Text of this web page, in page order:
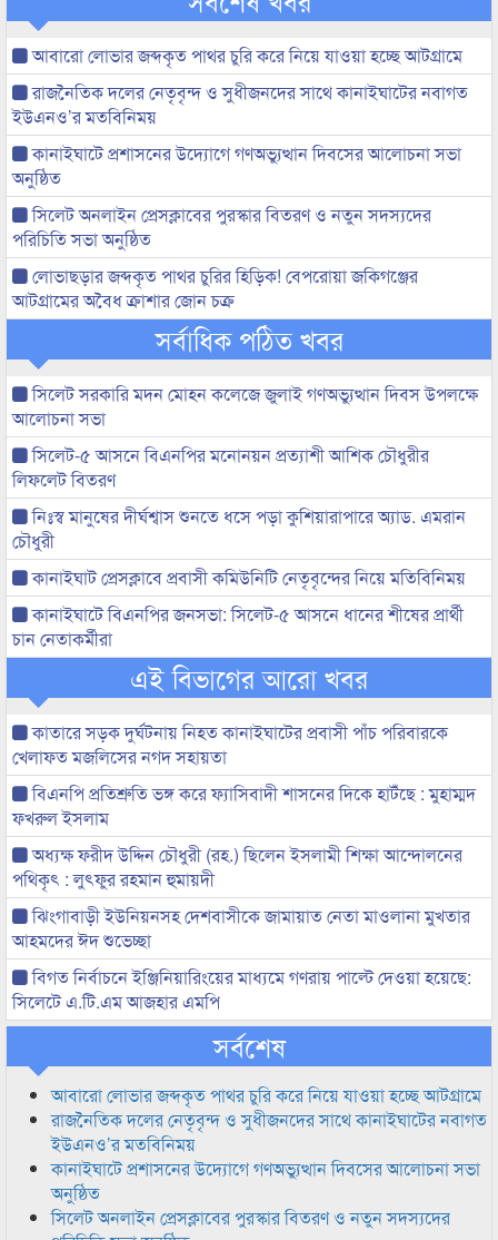
আবারো লোভার জব্দকৃত পাথর চুরি করে নিয়ে যাওয়া হচ্ছে আটগ্রামে
রাজনৈতিক দলের নেতৃবৃন্দ ও সুধীজনদের সাথে কানাইঘাটের নবাগত
ইউএনও’র মতবিনিময়
কানাইঘাটে প্রশাসনের উদ্যোগে গণঅভ্যুত্থান দিবসের আলোচনা সভা
অনুষ্ঠিত
সিলেট অনলাইন প্রেসক্লাবের পুরস্কার বিতরণ ও নতুন সদস্যদের
পরিচিতি সভা অনুষ্ঠিত
লোভাছড়ার জব্দকৃত পাথর চুরির হিড়িক! বেপরোয়া জকিগঞ্জের
আটগ্রামের অবৈধ ক্রাশার জোন চক্র
সর্বাধিক পঠিত খবর
সিলেট সরকারি মদন মোহন কলেজে জুলাই গণঅভ্যুত্থান দিবস উপলক্ষে
আলোচনা সভা
সিলেট-৫ আসনে বিএনপির মনোনয়ন প্রত্যাশী আশিক চৌধুরীর
লিফলেট বিতরণ
নিঃস্ব মানুষের দীর্ঘশ্বাস শুনতে ধসে পড়া কুশিয়ারাপারে অ্যাড. এমরান
চৌধুরী
কানাইঘাট প্রেসক্লাবে প্রবাসী কমিউনিটি নেতৃবৃন্দের নিয়ে মতিবিনিময়
কানাইঘাটে বিএনপির জনসভা: সিলেট-৫ আসনে ধানের শীষের প্রার্থী
চান নেতাকর্মীরা
এই বিভাগের আরো খবর
কাতারে সড়ক দুর্ঘটনায় নিহত কানাইঘাটের প্রবাসী পাঁচ পরিবারকে
খেলাফত মজলিসের নগদ সহায়তা
বিএনপি প্রতিশ্রুতি ভঙ্গ করে ফ্যাসিবাদী শাসনের দিকে হাটঁছে : মুহাম্মদ
ফখরুল ইসলাম
অধ্যক্ষ ফরীদ উদ্দিন চৌধুরী (রহ.) ছিলেন ইসলামী শিক্ষা আন্দোলনের
পথিকৃৎ : লুৎফুর রহমান হুমায়দী
ঝিংগাবাড়ী ইউনিয়নসহ দেশবাসীকে জামায়াত নেতা মাওলানা মুখতার
আহমদের ঈদ শুভেচ্ছা
বিগত নির্বাচনে ইঞ্জিনিয়ারিংয়ের মাধ্যমে গণরায় পাল্টে দেওয়া হয়েছে:
সিলেটে এ.টি.এম আজহার এমপি
সর্বশেষ
আবারো লোভার জব্দকৃত পাথর চুরি করে নিয়ে যাওয়া হচ্ছে আটগ্রামে
রাজনৈতিক দলের নেতৃবৃন্দ ও সুধীজনদের সাথে কানাইঘাটের নবাগত
ইউএনও’র মতবিনিময়
কানাইঘাটে প্রশাসনের উদ্যোগে গণঅভ্যুত্থান দিবসের আলোচনা সভা
অনুষ্ঠিত
সিলেট অনলাইন প্রেসক্লাবের পুরস্কার বিতরণ ও নতুন সদস্যদের